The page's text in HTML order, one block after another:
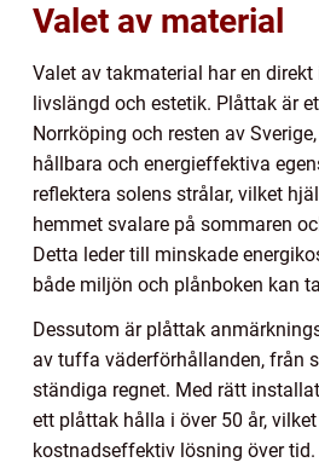
Valet av material
Valet av takmaterial har en
livslängd och estetik. Plåttak är
Norrköping och resten av
hållbara och energieffektiva
reflektera solens strålar, vilket
hemmet svalare på sommaren
Detta leder till minskade
både miljön och plånboken kan
Dessutom är plåttak
av tuffa väderförhållanden, från
ständiga regnet. Med rätt
ett plåttak hålla i över 50 år,
kostnadseffektiv lösning över